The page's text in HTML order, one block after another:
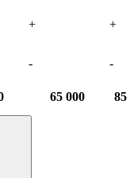
+ +
-
-
65 000 85